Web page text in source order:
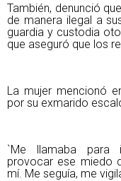
También, denunció
de manera ilegal a
guardia y custodia
que aseguró que los
La mujer mencionó
por su exmarido
`Me llamaba para
provocar ese miedo
mí. Me seguía, me